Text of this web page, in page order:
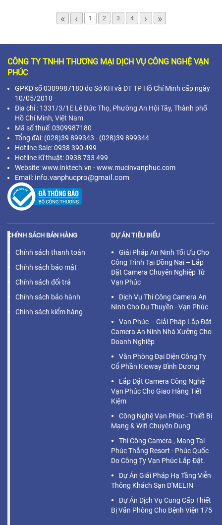
« ‹ 1 2 3 4 › »
CÔNG TY TNHH THƯƠNG MẠI DỊCH VỤ CÔNG NGHỆ VẠN
PHÚC
GPKD số 0309987180 do Sở KH và ĐT TP Hồ Chí Minh cấp ngày
10/05/2010
Địa chỉ : 1331/3/1E Lê Đức Thọ, Phường An Hội Tây, Thành phố
Hồ Chí Minh, Việt Nam
Mã số thuế: 0309987180
Tổng đài: (028)39 899343 - (028)39 899344
Hotline Sale: 0938 390 499
Hotline Kĩ thuật: 0938 733 499
Website: www.inktech.vn - www.mucinvanphuc.com
Email: info.vanphucpro@gmail.com
CHÍNH SÁCH BÁN HÀNG
Chính sách thanh toán
Chính sách bảo mật
Chính sách đổi trả
Chính sách bảo hành
Chính sách kiểm hàng
DỰ ÁN TIÊU BIỂU
Giải Pháp An Ninh Tối Ưu Cho
Công Trình Tại Đồng Nai – Lắp
Đặt Camera Chuyên Nghiệp Từ
Vạn Phúc
Dịch Vụ Thi Công Camera An
Ninh Cho Du Thuyền - Vạn Phúc
Vạn Phúc – Giải Pháp Lắp Đặt
Camera An Ninh Nhà Xưởng Cho
Doanh Nghiệp
Văn Phòng Đại Diện Công Ty
Cổ Phần Kioway Bình Dương
Lắp Đặt Camera Công Nghệ
Vạn Phúc Cho Giao Hàng Tiết
Kiệm
Công Nghệ Vạn Phúc - Thiết Bị
Mạng & Wifi Chuyên Dụng
Thi Công Camera , Mạng Tại
Phúc Thắng Resort - Phúc Quốc
Do Công Ty Vạn Phúc Lắp Đặt.
Dự Án Giải Pháp Hạ Tầng Viễn
Thông Khách Sạn D'MELIN
Dự Án Dịch Vụ Cung Cấp Thiết
Bị Văn Phòng Cho Bệnh Viện 175